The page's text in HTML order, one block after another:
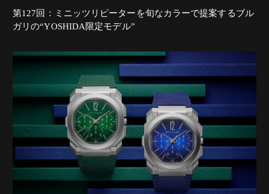
第127回：ミニッツリピーターを旬なカラーで提案するブル
ガリの“YOSHIDA限定モデル”